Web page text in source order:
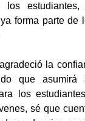
los
forma parte de
la
que asumirá
los
sé que